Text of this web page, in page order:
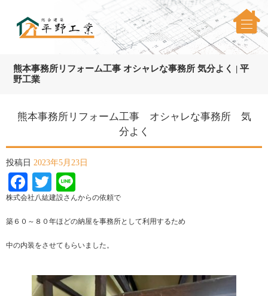
熊本事務所リフォーム工事 オシャレな事務所 気分よく | 平
野工業
熊本事務所リフォーム工事 オシャレな事務所 気
分よく
投稿日 2023年5月23日
Facebook
Twitter
株式会社八紘建設さんからの依頼で
築６０～８０年ほどの納屋を事務所として利用するため
中の内装をさせてもらいました。